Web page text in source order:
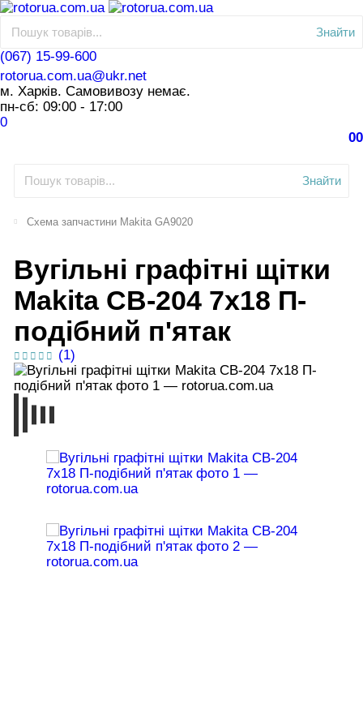
Знайти
(067) 15-99-600
rotorua.com.ua@ukr.net
м. Харків. Самовивозу немає.
пн-сб: 09:00 - 17:00
0
00
Знайти
Схема запчастини Makita GA9020
Вугільні графітні щітки
Makita CB-204 7х18 П-
подібний п'ятак
(1)